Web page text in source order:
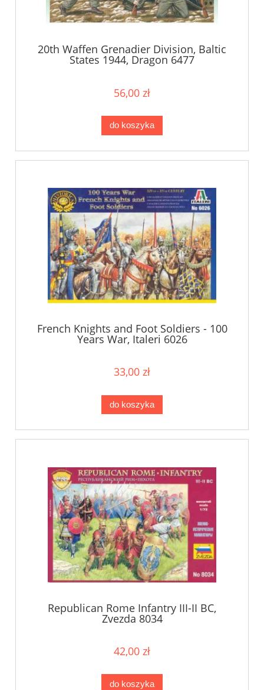
20th Waffen Grenadier Division, Baltic
States 1944, Dragon 6477
56,00 zł
do koszyka
French Knights and Foot Soldiers - 100
Years War, Italeri 6026
33,00 zł
do koszyka
Republican Rome Infantry III-II BC,
Zvezda 8034
42,00 zł
do koszyka